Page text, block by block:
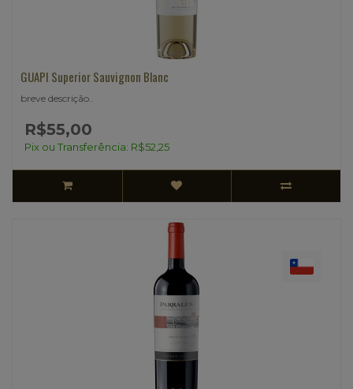
GUAPI Superior Sauvignon Blanc
breve descrição..
R$55,00
Pix ou Transferência: R$52,25